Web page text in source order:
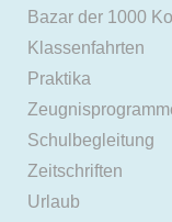
Bazar der 1000
Klassenfahrten
Praktika
Schulbegleitung
Zeitschriften
Urlaub